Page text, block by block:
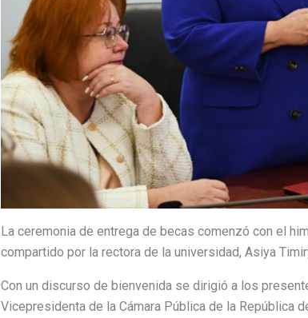
La ceremonia de entrega de becas comenzó con el
compartido por la rectora de la universidad, Asiya
Con un discurso de bienvenida se dirigió a los
Vicepresidenta de la Cámara Pública de la República